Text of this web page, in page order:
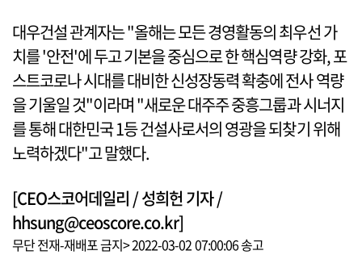
대우건설 관계자는 "올해는 모든 경영활동의 최우선 가
치를 '안전'에 두고 기본을 중심으로 한 핵심역량 강화, 포
스트코로나 시대를 대비한 신성장동력 확충에 전사 역량
을 기울일 것"이라며 "새로운 대주주 중흥그룹과 시너지
를 통해 대한민국 1등 건설사로서의 영광을 되찾기 위해
노력하겠다"고 말했다.
[CEO스코어데일리 / 성희헌 기자 /
hhsung@ceoscore.co.kr]
무단 전재-재배포 금지> 2022-03-02 07:00:06 송고